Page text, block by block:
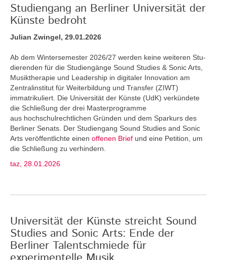
Studiengang an Berliner Universität der
Künste bedroht
Julian Zwingel, 29.01.2026
Ab dem Wintersemester 2026/27 werden keine weiteren Stu­
dierenden für die Studiengänge Sound Studies & Sonic Arts,
Musiktherapie und Leadership in digitaler Innovation am
Zentralinstitut für Weiterbildung und Transfer (ZIWT)
immatrikuliert. Die Universität der Künste (UdK) verkündete
die Schließung der drei Masterprogramme
aus hochschulrechtlichen Gründen und dem Sparkurs des
Berliner Senats. Der Studiengang Sound Studies and Sonic
Arts veröffentlichte einen offenen Brief und eine Petition, um
die Schließung zu verhindern.
taz, 28.01.2026
Universität der Künste streicht Sound
Studies and Sonic Arts: Ende der
Berliner Talentschmiede für